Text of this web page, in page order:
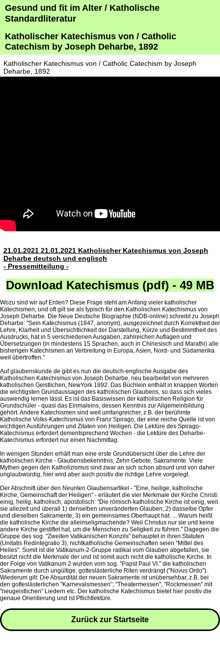
Gesund und fit im Alter / Katholische
Standardliteratur
Katholischer Katechismus von / Catholic
Catechism by Joseph Deharbe, 1892
Katholischer Katechismus von / Catholic Catechism by Joseph
Deharbe, 1892
21.01.2021 21.01.2021 Katholischer Katechismus von Joseph
Deharbe deutsch und englisch
- Pressemitteilung -
Download Katechismus (pdf) - 49 MB
Wozu sind wir auf Erden? Diese Frage steht am Anfang vieler katholischer
Katechismen, und oft gilt sie als typisch für den Katholischen Katechismus von
Joseph Deharbe. Die Neue Deutsche Biographie (NDB-online) schreibt zu Joseph
Deharbe: "Sein Katechismus (1847, anonym), ausgezeichnet durch Korrektheit der
Lehre, Klarheit und Übersichtlichkeit der Darstellung, Kürze und Bestimmtheit des
Ausdrucks, hat in 5 verschiedenen Ausgaben, zahlreichen Auflagen und
Übersetzungen (in mindestens 15 Sprachen, auch in Chinesisch und Marathi) alle
bisherigen Katechismen an Verbreitung in Europa, Asien, Nord- und Südamerika
weit übertroffen."
Auf glaubenskunde.de gibt es nun die deutsch-englische Ausgabe des
Katholischen Katechismus von Joseph Deharbe, neu bearbeitet von mehreren
katholischen Geistlichen, NewYork 1892. Das Büchlein enthält in knappen Worten
die wichtigsten Grundaussagen des katholischen Glaubens, so dass sich vieles
auswendig lernen lässt. Es ist das Basiswissen der katholischen Religion für
Grundschüler - quasi das Einmaleins, dessen Kenntnis zur Allgemeinbildung
gehört. Andere Katechismen sind weit umfangreicher, z.B. der berühmte
Katholische Volks-Katechismus von Franz Spirago, der eine reiche Quelle ist von
wichtigen Ausführungen und Zitaten von Heiligen. Die Lektüre des Spirago-
Katechismus erfordert dementsprechend Wochen - die Lektüre des Deharbe-
Katechismus erfordert nur einen Nachmittag.
In wenigen Stunden erhält man eine erste Grundübersicht über die Lehre der
katholischen Kirche - Glaubensbekenntnis, Zehn Gebote, Sakramente. Viele
Mythen gegen den Katholizismus sind zwar an sich schon absurd und von daher
unglaubwürdig, hier wird aber auch positiv die richtige Lehre vorgelegt.
Der Abschnitt über den Neunten Glaubensartikel - "Eine, heilige, katholische
Kirche; Gemeinschaft der Heiligen" - erläutert die vier Merkmale der Kirche Christi:
einig, heilig, katholisch, apostolisch: "Die römisch-katholische Kirche ist einig, weil
sie allezeit und überall 1) denselben unveränderten Glauben; 2) dasselbe Opfer
und dieselben Sakramente; 3) ein gemeinsames Oberhaupt hat. ... Warum heißt
die katholische Kirche die alleinseligmachende? Weil Christus nur sie und keine
andere Kirche gestiftet hat, um die Menschen zu Seligkeit zu führen." Dagegen die
Gruppe des sog. "Zweiten Vatikanischen Konzils" behauptet in ihren Statuten
(Unitatis Redintegratio 3), nichtkatholische Gemeinschaften seien "Mittel des
Heiles". Somit ist die Vatikanum-2-Gruppe radikal vom Glauben abgefallen, sie
besitzt nicht die Merkmale der und ist somit auch nicht die katholische Kirche. In
der Folge von Vatikanum 2 wurden vom sog. "Papst Paul VI." die katholischen
Sakramente durch ungültige, gotteslästerliche Riten verdrängt ("Novus Ordo").
Wiederum gilt: Die Absurdität der neuen Sakramente ist unübersehbar, z.B. bei
den gotteslästerlichen "Karnevalsmessen", "Theatermessen", "Rockmessen" mit
"neugeistlichen" Liedern etc. Der katholische Katechismus bietet hier positiv die
genaue Orientierung und ist Pflichtlektüre.
Zurück zur Startseite